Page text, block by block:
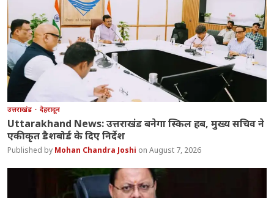
उत्तराखंड देहरादून
Uttarakhand News: उत्तराखंड बनेगा स्किल हब, मुख्य सचिव ने
एकीकृत डैशबोर्ड के दिए निर्देश
Mohan Chandra Joshi August 7, 2026